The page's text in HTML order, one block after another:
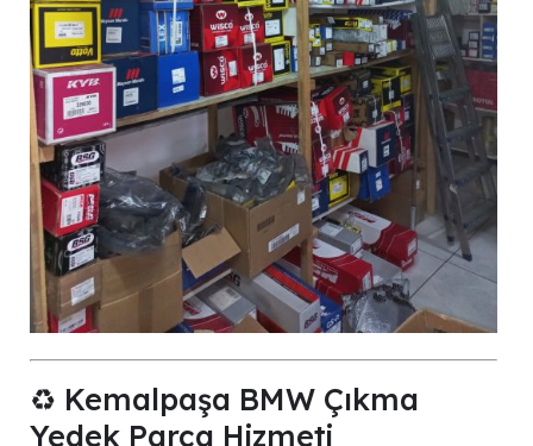
♻️ Kemalpaşa BMW Çıkma
Yedek Parça Hizmeti